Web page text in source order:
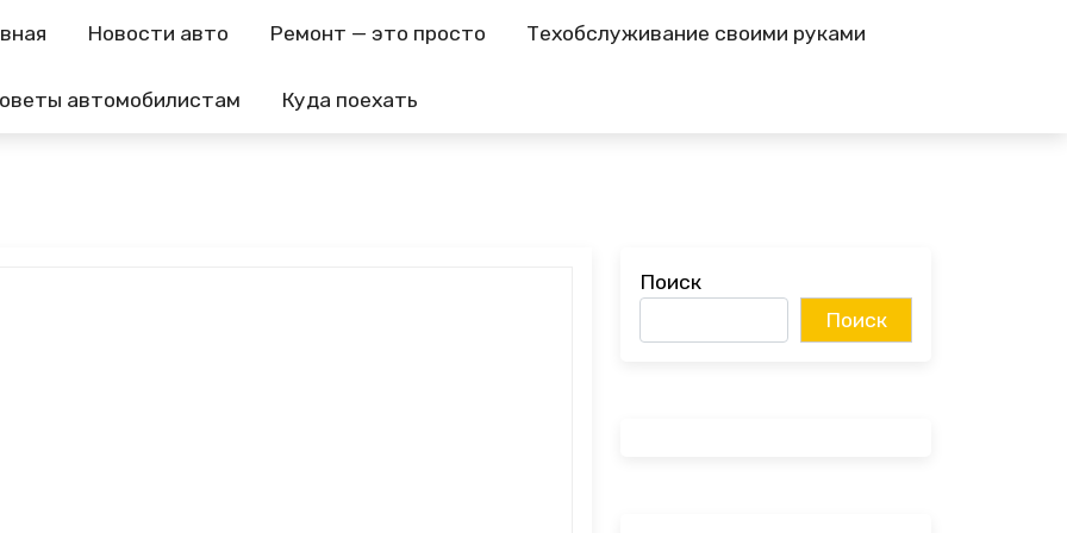
Новости авто Ремонт — это просто Техобслуживание своими руками
автомобилистам Куда поехать
Поиск
Поиск